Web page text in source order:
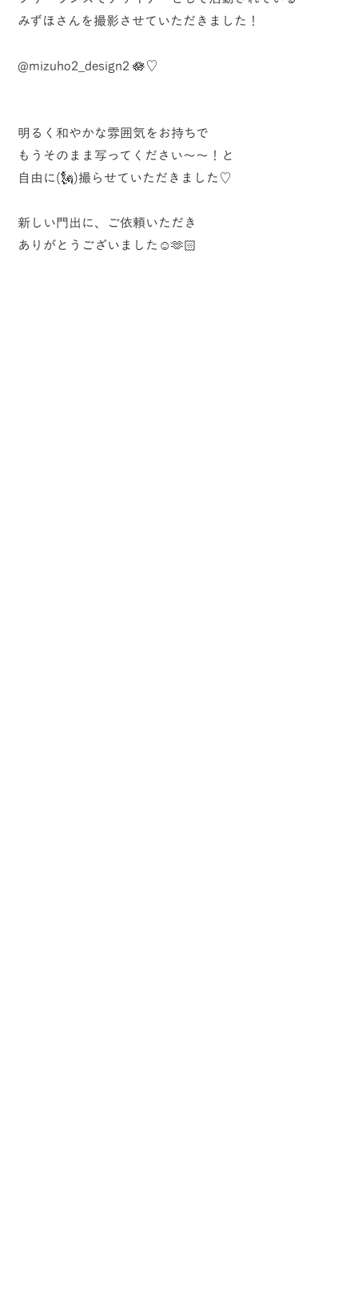
みずほさんを撮影させていただきました！
@mizuho2_design2🪷♡
明るく和やかな雰囲気をお持ちで
もうそのまま写ってください〜〜！と
自由に(🗽)撮らせていただきました♡
新しい門出に、ご依頼いただき
ありがとうございました☺️🫶🏻